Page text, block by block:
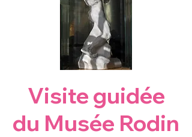
Visite guidée
du Musée Rodin